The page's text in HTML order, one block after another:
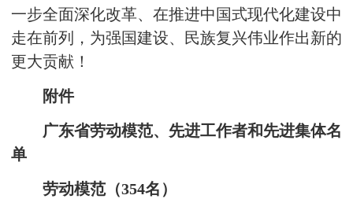
一步全面深化改革、在推进中国式现代化建设中
走在前列，为强国建设、民族复兴伟业作出新的
更大贡献！
附件
广东省劳动模范、先进工作者和先进集体名
单
劳动模范（354名）